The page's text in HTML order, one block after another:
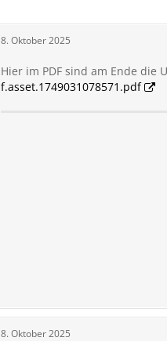
8. Oktober 2025
Hier im PDF sind am Ende die
f.asset.1749031078571.pdf
8. Oktober 2025